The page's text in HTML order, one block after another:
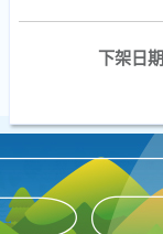
下架日期